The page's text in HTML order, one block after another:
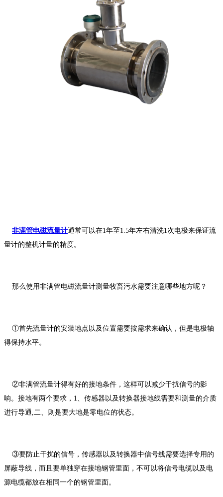
非满管电磁流量计通常可以在1年至1.5年左右清洗1次电极来保证流
量计的整机计量的精度。
那么使用非满管电磁流量计测量牧畜污水需要注意哪些地方呢？
①首先流量计的安装地点以及位置需要按需求来确认，但是电极轴
得保持水平。
②非满管流量计得有好的接地条件，这样可以减少干扰信号的影
响。接地有两个要求，1、传感器以及转换器接地线需要和测量的介质
进行导通,二、则是要大地是零电位的状态。
③要防止干扰的信号，传感器以及转换器中信号线需要选择专用的
屏蔽导线，而且要单独穿在接地钢管里面，不可以将信号电缆以及电
源电缆都放在相同一个的钢管里面。